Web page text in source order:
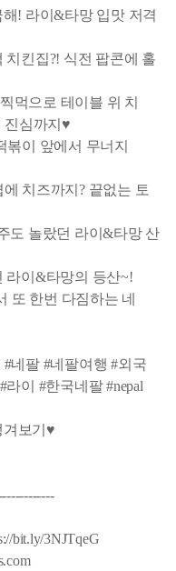
! 라이&타망 입맛 저격
치킨집?! 식전 팝콘에 홀
먹으로 테이블 위 치
진심까지♥
볶이 앞에서 무너지
치즈까지? 끝없는 토
도 놀랐던 라이&타망 산
라이&타망의 등산~!
또 한번 다짐하는 네
네팔 #네팔여행 #외국
이 #한국네팔 #nepal
겨보기♥
bit.ly/3NJTqeG